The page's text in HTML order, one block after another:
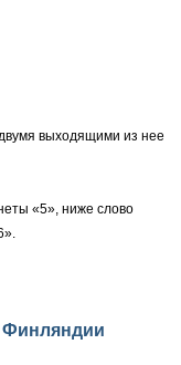
выходящими из нее
«5», ниже слово
Финляндии